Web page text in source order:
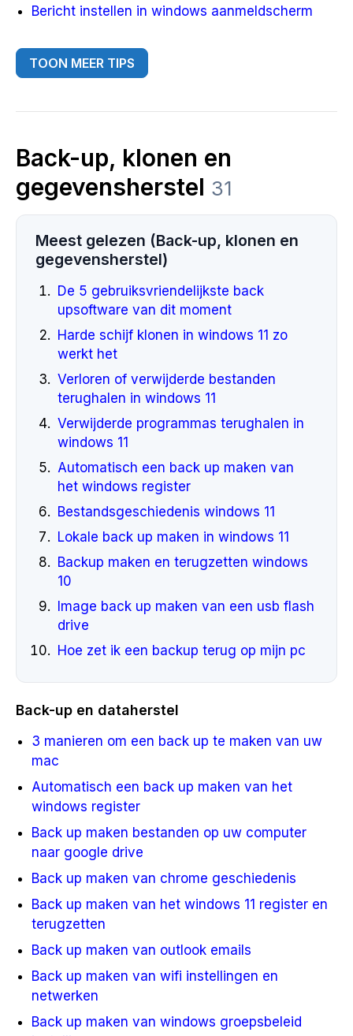
Bericht instellen in windows aanmeldscherm
TOON MEER TIPS
Back-up, klonen en
gegevensherstel 31
Meest gelezen (Back-up, klonen en
gegevensherstel)
De 5 gebruiksvriendelijkste back
upsoftware van dit moment
Harde schijf klonen in windows 11 zo
werkt het
Verloren of verwijderde bestanden
terughalen in windows 11
Verwijderde programmas terughalen in
windows 11
Automatisch een back up maken van
het windows register
Bestandsgeschiedenis windows 11
Lokale back up maken in windows 11
Backup maken en terugzetten windows
10
Image back up maken van een usb flash
drive
Hoe zet ik een backup terug op mijn pc
Back-up en dataherstel
3 manieren om een back up te maken van uw
mac
Automatisch een back up maken van het
windows register
Back up maken bestanden op uw computer
naar google drive
Back up maken van chrome geschiedenis
Back up maken van het windows 11 register en
terugzetten
Back up maken van outlook emails
Back up maken van wifi instellingen en
netwerken
Back up maken van windows groepsbeleid